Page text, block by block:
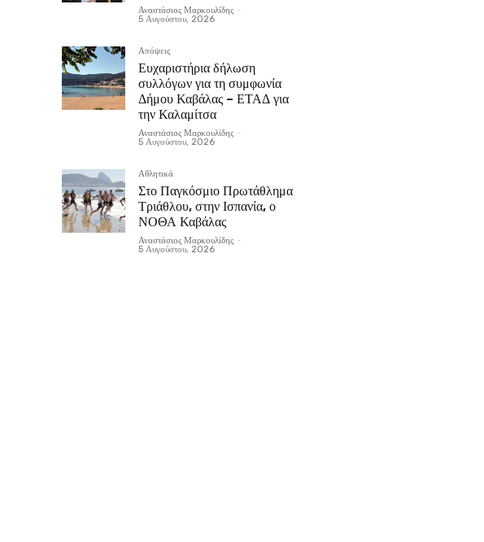
Αναστάσιος Μαρκουλίδης -
5 Αυγούστου, 2026
Απόψεις
Ευχαριστήρια δήλωση
συλλόγων για τη συμφωνία
Δήμου Καβάλας – ΕΤΑΔ για
την Καλαμίτσα
Αναστάσιος Μαρκουλίδης -
5 Αυγούστου, 2026
Αθλητικά
Στο Παγκόσμιο Πρωτάθλημα
Τριάθλου, στην Ισπανία, ο
ΝΟΘΑ Καβάλας
Αναστάσιος Μαρκουλίδης -
5 Αυγούστου, 2026